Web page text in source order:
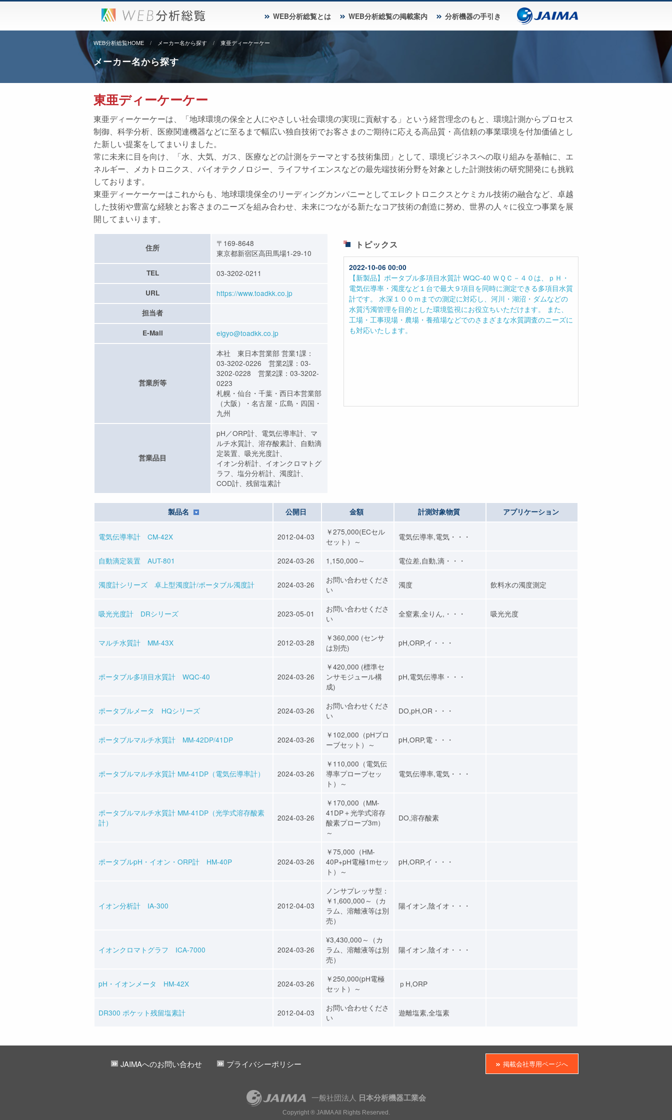
WEB分析総覧とは WEB分析総覧の掲載案内 分析機器の手引き
WEB分析総覧HOME メーカー名から探す 東亜ディーケーケー
メーカー名から探す
東亜ディーケーケー
東亜ディーケーケーは、「地球環境の保全と人にやさしい社会環境の実現に貢献する」という経営理念のもと、環境計測からプロセス
制御、科学分析、医療関連機器などに至るまで幅広い独自技術でお客さまのご期待に応える高品質・高信頼の事業環境を付加価値とし
た新しい提案をしてまいりました。
常に未来に目を向け、「水、大気、ガス、医療などの計測をテーマとする技術集団」として、環境ビジネスへの取り組みを基軸に、エ
ネルギー、メカトロニクス、バイオテクノロジー、ライフサイエンスなどの最先端技術分野を対象とした計測技術の研究開発にも挑戦
しております。
東亜ディーケーケーはこれからも、地球環境保全のリーディングカンパニーとしてエレクトロニクスとケミカル技術の融合など、卓越
した技術や豊富な経験とお客さまのニーズを組み合わせ、未来につながる新たなコア技術の創造に努め、世界の人々に役立つ事業を展
開してまいります。
住所
〒169-8648
東京都新宿区高田馬場1-29-10
TEL 03-3202-0211
URL https://www.toadkk.co.jp
担当者
E-Mail eigyo@toadkk.co.jp
営業所等
本社 東日本営業部 営業1課：
03-3202-0226 営業2課：03-
3202-0228 営業2課：03-3202-
0223
札幌・仙台・千葉・西日本営業部
（大阪）・名古屋・広島・四国・
九州
営業品目
pH／ORP計、電気伝導率計、マ
ルチ水質計、溶存酸素計、自動滴
定装置、吸光光度計、
イオン分析計、イオンクロマトグ
ラフ、塩分分析計、濁度計、
COD計、残留塩素計
トピックス
製品名 公開日 金額 計測対象物質 アプリケーション
電気伝導率計 CM-42X 2012-04-03
￥275,000(ECセル
セット）～
電気伝導率,電気・・・
自動滴定装置 AUT-801 2024-03-26 1,150,000～ 電位差,自動,滴・・・
濁度計シリーズ 卓上型濁度計/ポータブル濁度計 2024-03-26
お問い合わせくださ
い
濁度 飲料水の濁度測定
吸光光度計 DRシリーズ 2023-05-01
お問い合わせくださ
い
全窒素,全りん,・・・ 吸光光度
マルチ水質計 MM-43X 2012-03-28
￥360,000 (センサ
は別売)
pH,ORP,イ・・・
ポータブル多項目水質計 WQC-40 2024-03-26
￥420,000 (標準セ
ンサモジュール構
成)
pH,電気伝導率・・・
ポータブルメータ HQシリーズ 2024-03-26
お問い合わせくださ
い
DO,pH,OR・・・
ポータブルマルチ水質計 MM-42DP/41DP 2024-03-26
￥102,000（pHプロ
ーブセット）～
pH,ORP,電・・・
ポータブルマルチ水質計 MM-41DP（電気伝導率計） 2024-03-26
￥110,000（電気伝
導率プローブセッ
ト）～
電気伝導率,電気・・・
ポータブルマルチ水質計 MM-41DP（光学式溶存酸素
計）
2024-03-26
￥170,000（MM-
41DP＋光学式溶存
酸素プローブ3m）
～
DO,溶存酸素
ポータブルpH・イオン・ORP計 HM-40P 2024-03-26
￥75,000（HM-
40P+pH電極1mセッ
ト）～
pH,ORP,イ・・・
イオン分析計 IA-300 2012-04-03
ノンサプレッサ型：
￥1,600,000～（カ
ラム、溶離液等は別
売）
陽イオン,陰イオ・・・
イオンクロマトグラフ ICA-7000 2024-03-26
¥3,430,000～（カ
ラム、溶離液等は別
売）
陽イオン,陰イオ・・・
pH・イオンメータ HM-42X 2024-03-26
￥250,000(pH電極
セット）～
ｐH,ORP
DR300 ポケット残留塩素計 2012-04-03
お問い合わせくださ
い
遊離塩素,全塩素
JAIMAへのお問い合わせ プライバシーポリシー 掲載会社専用ページへ
一般社団法人 日本分析機器工業会
Copyright ® JAIMA All Rights Reserved.